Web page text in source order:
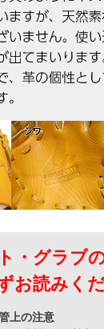
・グラブ
お読みく
上の注意